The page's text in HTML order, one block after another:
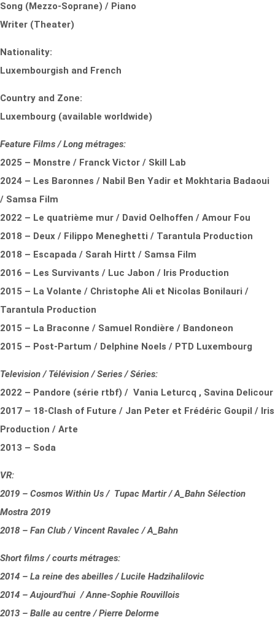
Song (Mezzo-Soprane) / Piano
Writer (Theater)
Nationality:
Luxembourgish and French
Country and Zone:
Luxembourg (available worldwide)
Feature Films / Long métrages:
2025 – Monstre / Franck Victor / Skill Lab
2024 – Les Baronnes / Nabil Ben Yadir et Mokhtaria Badaoui
/ Samsa Film
2022 – Le quatrième mur / David Oelhoffen / Amour Fou
2018 – Deux / Filippo Meneghetti / Tarantula Production
2018 – Escapada / Sarah Hirtt / Samsa Film
2016 – Les Survivants / Luc Jabon / Iris Production
2015 – La Volante / Christophe Ali et Nicolas Bonilauri /
Tarantula Production
2015 – La Braconne / Samuel Rondière / Bandoneon
2015 – Post-Partum / Delphine Noels / PTD Luxembourg
Television / Télévision / Series / Séries:
2022 – Pandore (série rtbf) / Vania Leturcq , Savina Delicour
2017 – 18-Clash of Future / Jan Peter et Frédéric Goupil / Iris
Production / Arte
2013 – Soda
VR:
2019 – Cosmos Within Us / Tupac Martir / A_Bahn Sélection
Mostra 2019
2018 – Fan Club / Vincent Ravalec / A_Bahn
Short films / courts métrages:
2014 – La reine des abeilles / Lucile Hadzihalilovic
2014 – Aujourd’hui / Anne-Sophie Rouvillois
2013 – Balle au centre / Pierre Delorme